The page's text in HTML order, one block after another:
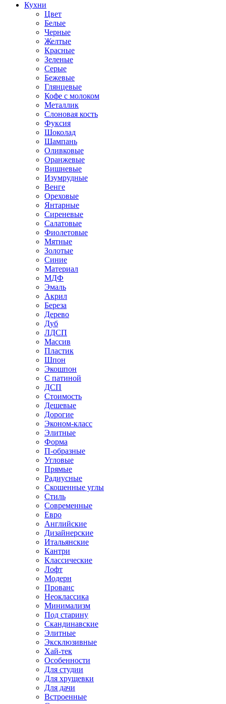
Кухни
Цвет
Белые
Черные
Желтые
Красные
Зеленые
Серые
Бежевые
Глянцевые
Кофе с молоком
Металлик
Слоновая кость
Фуксия
Шоколад
Шампань
Оливковые
Оранжевые
Вишневые
Изумрудные
Венге
Ореховые
Янтарные
Сиреневые
Салатовые
Фиолетовые
Мятные
Золотые
Синие
Материал
МДФ
Эмаль
Акрил
Береза
Дерево
Дуб
ЛДСП
Массив
Пластик
Шпон
Экошпон
С патиной
ДСП
Стоимость
Дешевые
Дорогие
Эконом-класс
Элитные
Форма
П-образные
Угловые
Прямые
Радиусные
Скошенные углы
Стиль
Современные
Евро
Английские
Дизайнерские
Итальянские
Кантри
Классические
Лофт
Модерн
Прованс
Неоклассика
Минимализм
Под старину
Скандинавские
Элитные
Эксклюзивные
Хай-тек
Особенности
Для студии
Для хрущевки
Для дачи
Встроенные